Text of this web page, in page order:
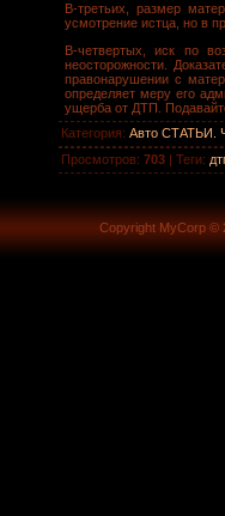
В-третьих, размер
усмотрение истца, но в
В-четвертых, иск по
неосторожности.
правонарушении с
определяет меру его
ущерба от ДТП.
Категория: Авто СТАТЬИ.
Просмотров: 703 | Теги:
Copyright MyCorp ©